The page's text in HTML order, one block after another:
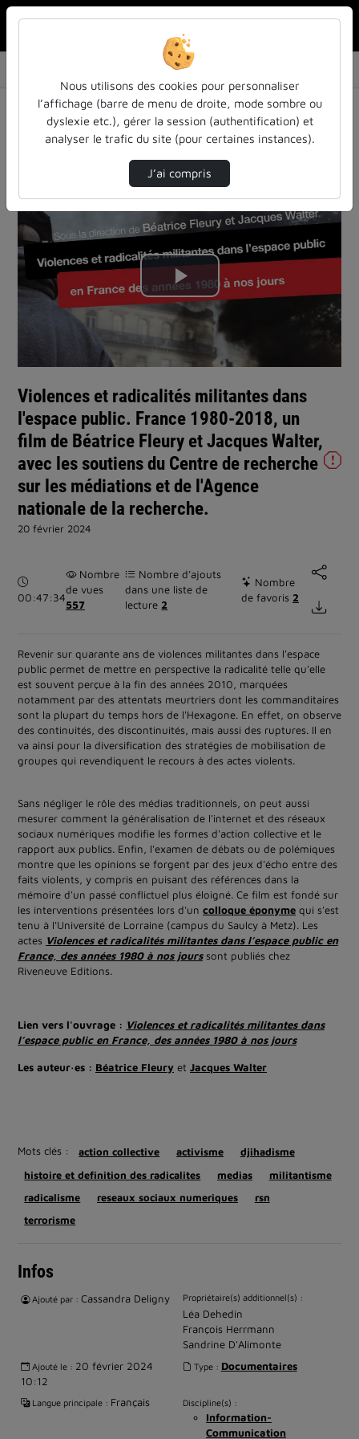
Violences et radicalités militantes dans l'e…
Une erreur s’est produite lors du traitement de
cette vidéo. Nos administrateurs en ont déjà été
Lire
la
vidéo
Violences et radicalités militantes dans
l'espace public. France 1980-2018, un
film de Béatrice Fleury et Jacques Walter,
avec les soutiens du Centre de recherche
sur les médiations et de l'Agence
nationale de la recherche.
20 février 2024
Durée :
00:47:34
Nombre
de vues
557
Nombre d’ajouts
dans une liste de
lecture 2
Nombre
de favoris 2
Revenir sur quarante ans de violences militantes dans l'espace
public permet de mettre en perspective la radicalité telle qu'elle
est souvent perçue à la fin des années 2010, marquées
notamment par des attentats meurtriers dont les commanditaires
sont la plupart du temps hors de l'Hexagone. En effet, on observe
des continuités, des discontinuités, mais aussi des ruptures. Il en
va ainsi pour la diversification des stratégies de mobilisation de
groupes qui revendiquent le recours à des actes violents.
Sans négliger le rôle des médias traditionnels, on peut aussi
mesurer comment la généralisation de l'internet et des réseaux
sociaux numériques modifie les formes d'action collective et le
rapport aux publics. Enfin, l'examen de débats ou de polémiques
montre que les opinions se forgent par des jeux d'écho entre des
faits violents, y compris en puisant des références dans la
mémoire d'un passé conflictuel plus éloigné. Ce film est fondé sur
les interventions présentées lors d'un colloque éponyme qui s'est
tenu à l'Université de Lorraine (campus du Saulcy à Metz). Les
actes Violences et radicalités militantes dans l’espace public en
France, des années 1980 à nos jourssont publiés chez
Riveneuve Editions.
Lien vers l'ouvrage : Violences et radicalités militantes dans
l’espace public en France, des années 1980 à nos jours
Les auteur·es : Béatrice Fleury et Jacques Walter
Mots clés : action collective activisme
djihadisme
histoire et definition des radicalites
medias
militantisme
radicalisme
reseaux sociaux numeriques
rsn
terrorisme
Infos
Ajouté par : Cassandra Deligny Propriétaire(s) additionnel(s) :
Léa Dehedin
François Herrmann
Sandrine D'Alimonte
Ajouté le : 20 février 2024
10:12
Type : Documentaires
Langue principale : Français Discipline(s) :
Information-
Communication
Nous utilisons des cookies pour personnaliser
l’affichage (barre de menu de droite, mode sombre ou
dyslexie etc.), gérer la session (authentification) et
analyser le trafic du site (pour certaines instances).
J’ai compris